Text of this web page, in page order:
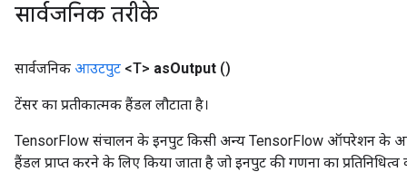
सार्वजनिक तरीके
सार्वजनिक आउटपुट <T> asOutput ()
टेंसर का प्रतीकात्मक हैंडल लौटाता है।
TensorFlow संचालन के इनपुट किसी अन्य TensorFlow ऑपरेशन के
हैंडल प्राप्त करने के लिए किया जाता है जो इनपुट की गणना का प्रतिनिधित्व